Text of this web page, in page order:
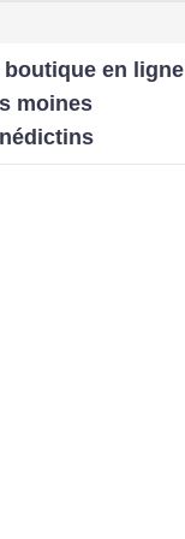
boutique en ligne
moines